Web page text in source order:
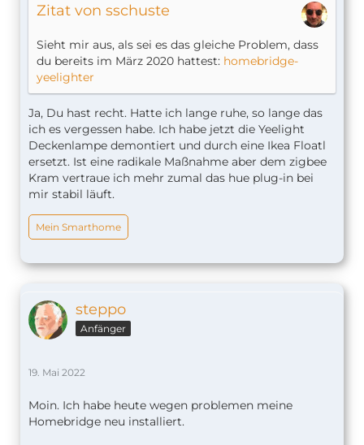
Zitat von sschuste
Sieht mir aus, als sei es das gleiche Problem, dass
du bereits im März 2020 hattest: homebridge-
yeelighter
Ja, Du hast recht. Hatte ich lange ruhe, so lange das
ich es vergessen habe. Ich habe jetzt die Yeelight
Deckenlampe demontiert und durch eine Ikea Floatl
ersetzt. Ist eine radikale Maßnahme aber dem zigbee
Kram vertraue ich mehr zumal das hue plug-in bei
mir stabil läuft.
Mein Smarthome
steppo
Anfänger
19. Mai 2022
Moin. Ich habe heute wegen problemen meine
Homebridge neu installiert.